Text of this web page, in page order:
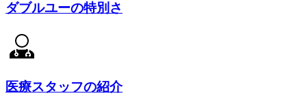
ダブルユーの特別さ
医療スタッフの紹介